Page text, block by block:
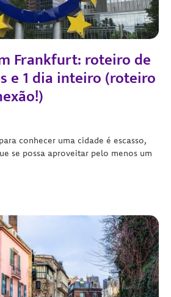
Frankfurt: roteiro de
e 1 dia inteiro (roteiro
conhecer uma cidade é escasso,
se possa aproveitar pelo menos um